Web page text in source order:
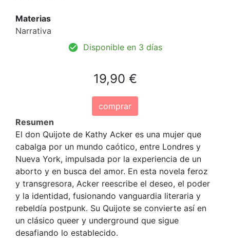
Materias
Narrativa
Disponible en 3 días
19,90 €
comprar
Resumen
El don Quijote de Kathy Acker es una mujer que
cabalga por un mundo caótico, entre Londres y
Nueva York, impulsada por la experiencia de un
aborto y en busca del amor. En esta novela feroz
y transgresora, Acker reescribe el deseo, el poder
y la identidad, fusionando vanguardia literaria y
rebeldía postpunk. Su Quijote se convierte así en
un clásico queer y underground que sigue
desafiando lo establecido.